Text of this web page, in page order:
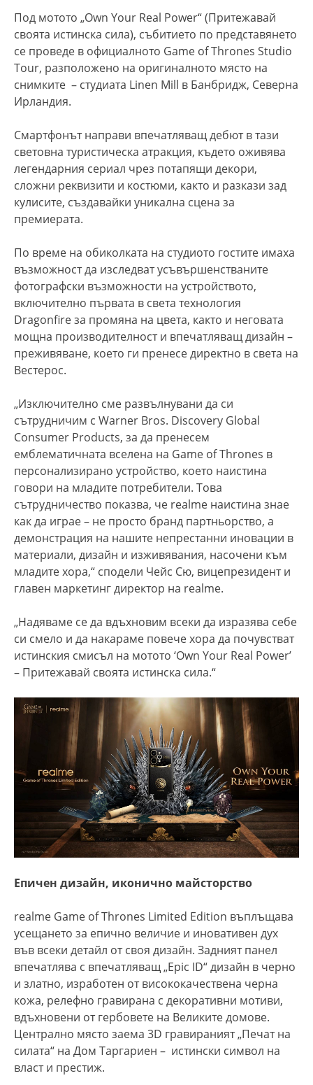
Под мотото „Own Your Real Power“ (Притежавай
своята истинска сила), събитието по представянето
се проведе в официалното Game of Thrones Studio
Tour, разположено на оригиналното място на
снимките – студиата Linen Mill в Банбридж, Северна
Ирландия.
Смартфонът направи впечатляващ дебют в тази
световна туристическа атракция, където оживява
легендарния сериал чрез потапящи декори,
сложни реквизити и костюми, както и разкази зад
кулисите, създавайки уникална сцена за
премиерата.
По време на обиколката на студиото гостите имаха
възможност да изследват усъвършенстваните
фотографски възможности на устройството,
включително първата в света технология
Dragonfire за промяна на цвета, както и неговата
мощна производителност и впечатляващ дизайн –
преживяване, което ги пренесе директно в света на
Вестерос.
„Изключително сме развълнувани да си
сътрудничим с Warner Bros. Discovery Global
Consumer Products, за да пренесем
емблематичната вселена на Game of Thrones в
персонализирано устройство, което наистина
говори на младите потребители. Това
сътрудничество показва, че realme наистина знае
как да играе – не просто бранд партньорство, а
демонстрация на нашите непрестанни иновации в
материали, дизайн и изживявания, насочени към
младите хора,“ сподели Чейс Сю, вицепрезидент и
главен маркетинг директор на realme.
„Надяваме се да вдъхновим всеки да изразява себе
си смело и да накараме повече хора да почувстват
истинския смисъл на мотото ‘Own Your Real Power’
– Притежавай своята истинска сила.“
Епичен дизайн, иконично майсторство
realme Game of Thrones Limited Edition въплъщава
усещането за епично величие и иновативен дух
във всеки детайл от своя дизайн. Задният панел
впечатлява с впечатляващ „Epic ID“ дизайн в черно
и златно, изработен от висококачествена черна
кожа, релефно гравирана с декоративни мотиви,
вдъхновени от гербовете на Великите домове.
Централно място заема 3D гравираният „Печат на
силата“ на Дом Таргариен – истински символ на
власт и престиж.